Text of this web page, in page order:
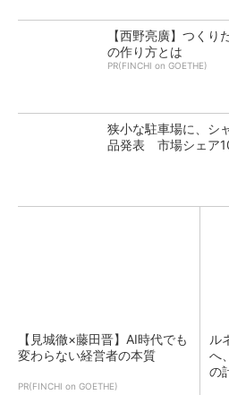
【西野亮廣】つくり
の作り方とは
PR(FINCHI on GOETHE)
狭小な駐車場に、シ
品発表 市場シェア
【見城徹×藤田晋】AI時代でも
変わらない経営者の本質
PR(FINCHI on GOETHE)
ル
へ
の